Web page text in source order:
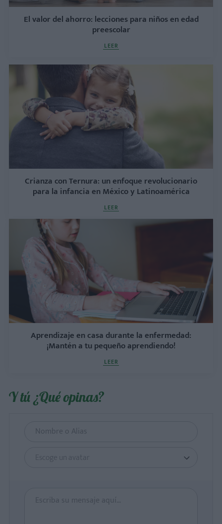
El valor del ahorro: lecciones para niños en edad
preescolar
LEER
Crianza con Ternura: un enfoque revolucionario
para la infancia en México y Latinoamérica
LEER
Aprendizaje en casa durante la enfermedad:
¡Mantén a tu pequeño aprendiendo!
LEER
Y tú ¿Qué opinas?
Escoge un avatar